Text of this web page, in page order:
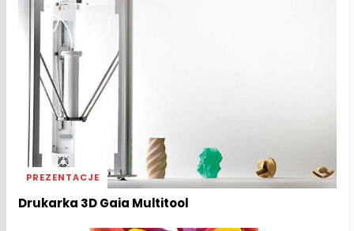
PREZENTACJE
Drukarka 3D Gaia Multitool